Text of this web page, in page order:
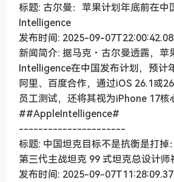
标题: 古尔曼：苹果计划年底前在中
Intelligence
发布时间: 2025-09-
新闻简介: 据马克・古尔曼透露，
Intelligence在中国发布计划，预计
阿里、百度合作，通过iOS 26.1或
员工测试，还将其视为iPhone 17
##AppleIntelligence#
----------------------
标题: 中国坦克目标不是抗衡是打掉
第三代主战坦克 99 式坦克总设计
发布时间: 2025-09-07T11:28:09.37